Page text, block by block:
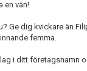
en vän!
Ge dig kvickare än
femma.
i ditt företagsnamn